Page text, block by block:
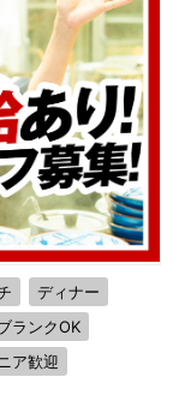
ディナー
ランクOK
ア歓迎